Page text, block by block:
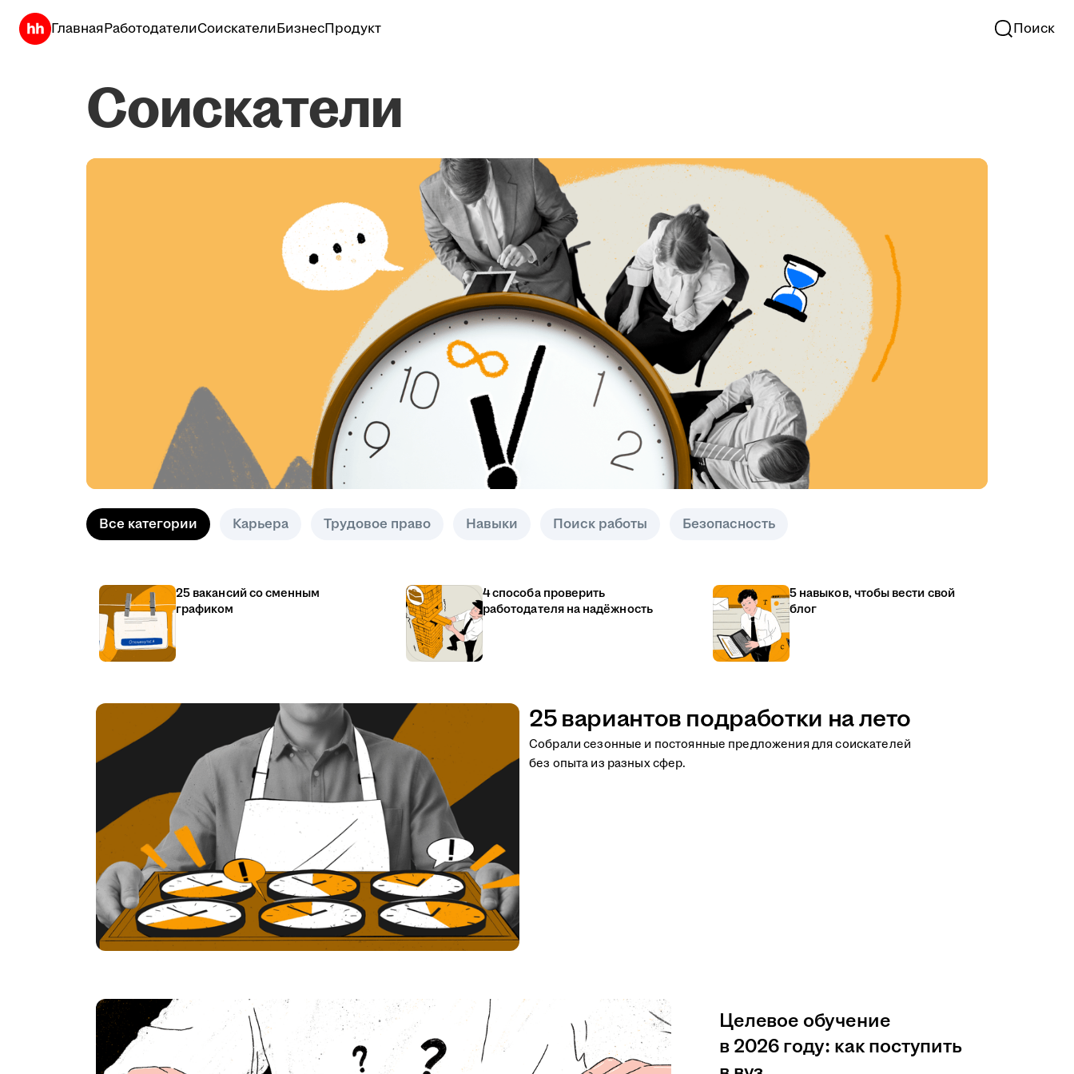
ГлавнаяРаботодателиСоискателиБизнесПродукт Поиск
Соискатели
Все категории Карьера Трудовое право Навыки Поиск работы Безопасность
25 вакансий со сменным
графиком
4 способа проверить
работодателя на надёжность
5 навыков, чтобы вести свой
блог
25 вариантов подработки на лето
Собрали сезонные и постоянные предложения для соискателей
без опыта из разных сфер.
Целевое обучение
в 2026 году: как поступить